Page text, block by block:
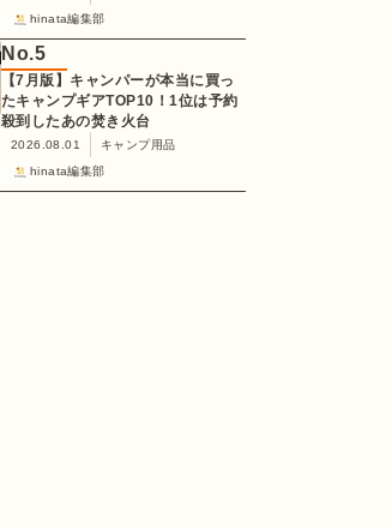
hinata編集部
No.5
【7月版】キャンパーが本当に買っ
たキャンプギアTOP10！1位は予約
殺到したあの焚き火台
2026.08.01
キャンプ用品
hinata編集部